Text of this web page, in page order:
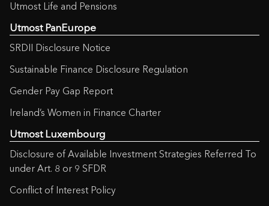
Utmost Life and Pensions
Utmost PanEurope
SRDII Disclosure Notice
Sustainable Finance Disclosure Regulation
Gender Pay Gap Report
Ireland’s Women in Finance Charter
Utmost Luxembourg
Disclosure of Available Investment Strategies Referred To
under Art. 8 or 9 SFDR
Conflict of Interest Policy